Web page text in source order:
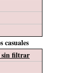
casuales
sin filtrar